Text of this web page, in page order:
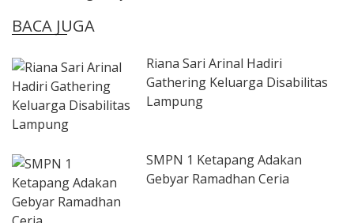
BACA JUGA
Riana Sari Arinal Hadiri
Gathering Keluarga Disabilitas
Lampung
SMPN 1 Ketapang Adakan
Gebyar Ramadhan Ceria